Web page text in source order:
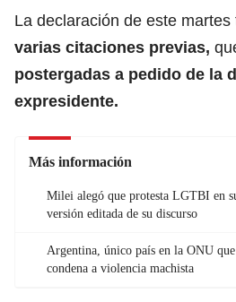
La declaración de este
varias citaciones previas,
postergadas a pedido de la
expresidente.
Más información
Milei alegó que protesta LGTBI en
versión editada de su discurso
Argentina, único país en la ONU
condena a violencia machista